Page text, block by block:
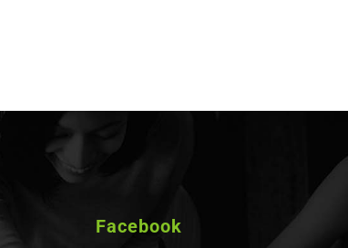
Facebook